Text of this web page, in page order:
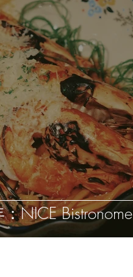
NICE Bistronome